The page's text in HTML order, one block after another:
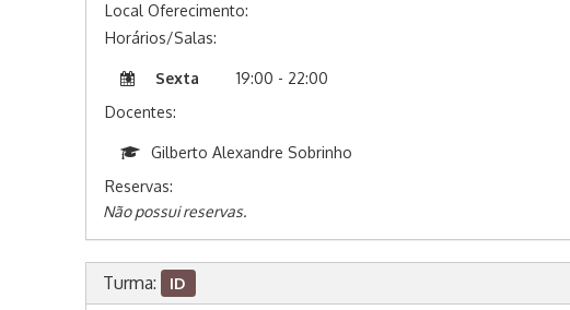
Local Oferecimento:
Horários/Salas:
Sexta
19:00 - 22:00
Docentes:
Gilberto Alexandre Sobrinho
Reservas:
Não possui reservas.
Turma: ID